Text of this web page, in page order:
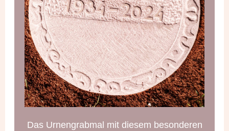
Das Urnengrabmal mit diesem besonderen